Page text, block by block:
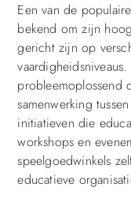
Een van de
bekend om zijn
gericht zijn op
probleemoplossend
samenwerking
initiatieven die
workshops en
speelgoedwinkels
educatieve